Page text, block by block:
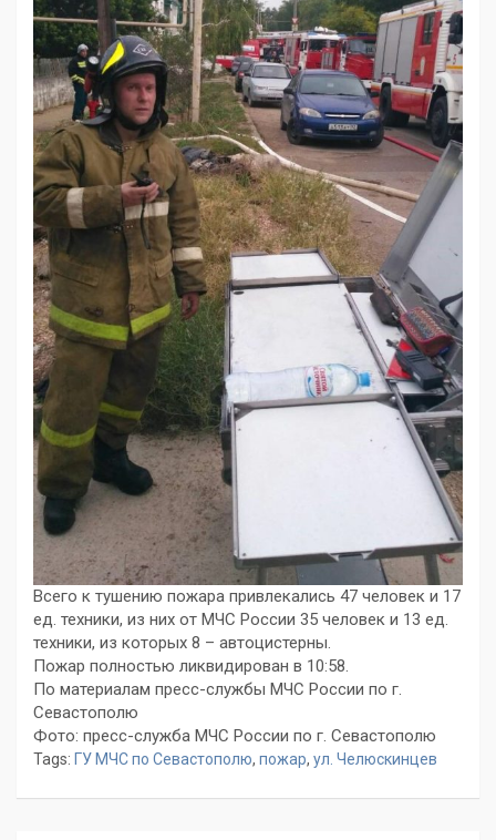
Всего к тушению пожара привлекались 47 человек и 17
ед. техники, из них от МЧС России 35 человек и 13 ед.
техники, из которых 8 – автоцистерны.
Пожар полностью ликвидирован в 10:58.
По материалам пресс-службы МЧС России по г.
Севастополю
Фото: пресс-служба МЧС России по г. Севастополю
Tags: ГУ МЧС по Севастополю, пожар, ул. Челюскинцев